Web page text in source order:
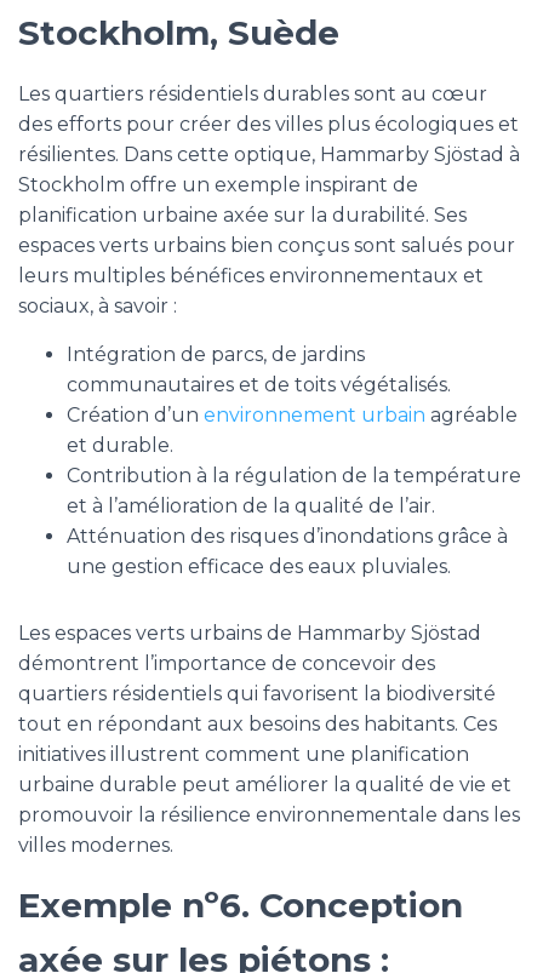
Stockholm, Suède
Les quartiers résidentiels durables sont au cœur
des efforts pour créer des villes plus écologiques et
résilientes. Dans cette optique, Hammarby Sjöstad à
Stockholm offre un exemple inspirant de
planification urbaine axée sur la durabilité. Ses
espaces verts urbains bien conçus sont salués pour
leurs multiples bénéfices environnementaux et
sociaux, à savoir :
Intégration de parcs, de jardins
communautaires et de toits végétalisés.
Création d’un environnement urbain agréable
et durable.
Contribution à la régulation de la température
et à l’amélioration de la qualité de l’air.
Atténuation des risques d’inondations grâce à
une gestion efficace des eaux pluviales.
Les espaces verts urbains de Hammarby Sjöstad
démontrent l’importance de concevoir des
quartiers résidentiels qui favorisent la biodiversité
tout en répondant aux besoins des habitants. Ces
initiatives illustrent comment une planification
urbaine durable peut améliorer la qualité de vie et
promouvoir la résilience environnementale dans les
villes modernes.
Exemple nº6. Conception
axée sur les piétons :